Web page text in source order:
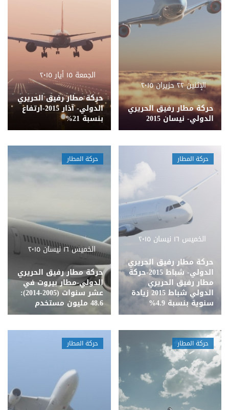
الإثنين ٢٢ حزيران ٢٠١٥
حركة مطار رفيق الحريري
الدولي- نيسان 2015
الجمعة ١٥ أيار ٢٠١٥
حركة مطار رفيق الحريري
الدولي- آذار 2015-ارتفاع
بنسبة 21%
حركة المطار
الخميس ١٦ نيسان ٢٠١٥
حركة مطار رفيق الحريري
الدولي- شباط 2015-حركة
مطار رفيق الحريري
الدولي شباط 2015 زيادة
سنوية بنسبة 4.9%
حركة المطار
الخميس ١٦ نيسان ٢٠١٥
حركة مطار رفيق الحريري
الدولي-مطار بيروت في
عشر سنوات (2005-2014):
48.6 مليون مستخدم
حركة المطار حركة المطار